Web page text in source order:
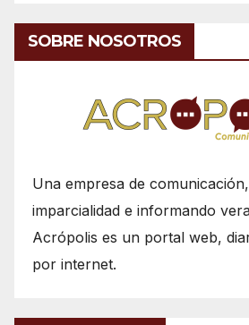
SOBRE NOSOTROS
Una empresa de
imparcialidad e informando
Acrópolis es un portal web,
por internet.